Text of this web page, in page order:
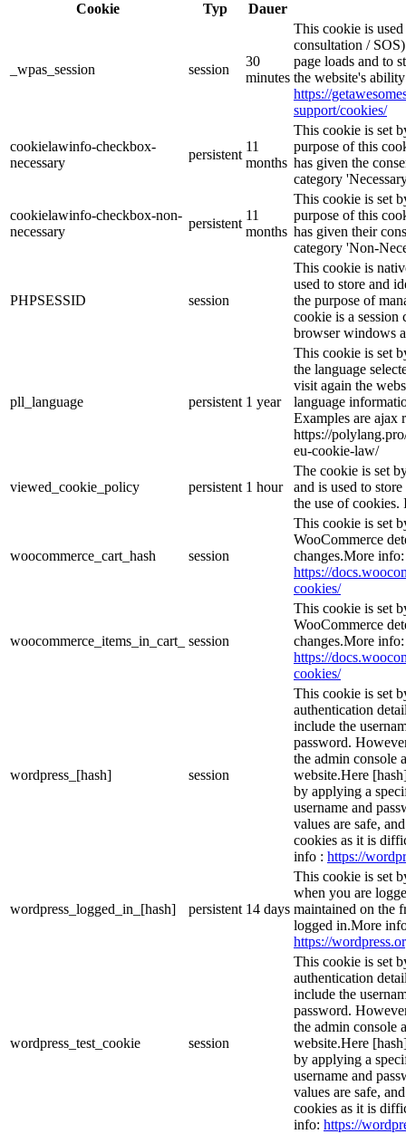
Cookie
Typ Dauer
_wpas_session session
30
minutes
This cookie is
consultation /
page loads and to
the website's
https://
support/cookies/
cookielawinfo-checkbox-
necessary
persistent
11
months
This cookie is set
purpose of this
has given the
category
cookielawinfo-checkbox-non-
necessary
persistent
11
months
This cookie is set
purpose of this
has given their
category 'Non-
PHPSESSID session
This cookie is
used to store and
the purpose of
cookie is a session
browser windows
pll_language persistent 1 year
This cookie is set
the language
visit again the
language
Examples are ajax
https://
eu-cookie-law/
viewed_cookie_policy persistent 1 hour
The cookie is set
and is used to
the use of cookies.
woocommerce_cart_hash session
This cookie is set
WooCommerce
changes.More info:
https://
cookies/
woocommerce_items_in_cart_ session
This cookie is set
WooCommerce
changes.More info:
https://
cookies/
wordpress_[hash] session
This cookie is set
authentication
include the
password.
the admin console
website.Here
by applying a
username and
values are safe,
cookies as it is
info : https://
wordpress_logged_in_[hash] persistent 14 days
This cookie is set
when you are
maintained on the
logged in.More
https://
wordpress_test_cookie session
This cookie is set
authentication
include the
password.
the admin console
website.Here
by applying a
username and
values are safe,
cookies as it is
info: https://